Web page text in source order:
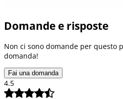
Domande e risposte
Non ci sono domande per questo
domanda!
Fai una domanda
4.5